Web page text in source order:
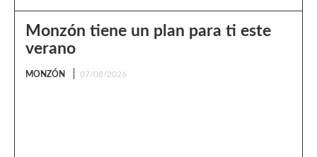
Monzón tiene un plan para ti este
verano
MONZÓN 07/08/2026